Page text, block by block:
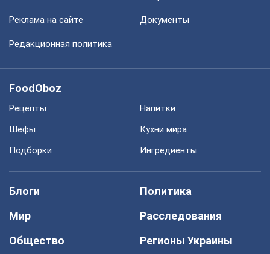
Реклама на сайте Документы
Редакционная политика
FoodOboz
Рецепты
Напитки
Шефы
Кухни мира
Подборки
Ингредиенты
Блоги
Политика
Мир
Расследования
Общество
Регионы Украины